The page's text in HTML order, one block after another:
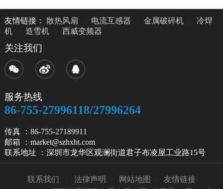
友情链接： 散热风扇 电流互感器 金属破碎机
冷焊
机
造雪机 西威变频器
关注我们
服务热线
86-755-27996118/27996264
传真 ：86-755-27189911
邮箱 ：market@szhxht.com
联系地址 ：深圳市龙华区观澜街道君子布凌屋工业路15号
联系我们 法律声明 网站地图
友情链接